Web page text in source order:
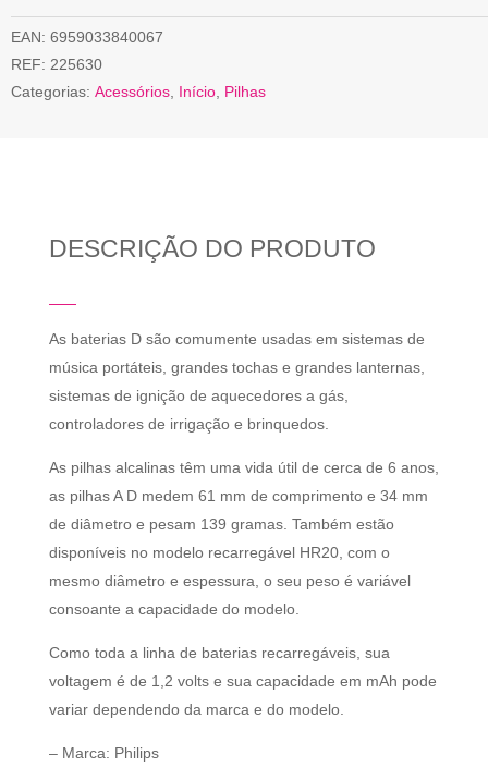
EAN: 6959033840067
REF: 225630
Categorias: Acessórios Início Pilhas
DESCRIÇÃO DO PRODUTO
As baterias D são comumente usadas em sistemas de
música portáteis, grandes tochas e grandes lanternas,
sistemas de ignição de aquecedores a gás,
controladores de irrigação e brinquedos.
As pilhas alcalinas têm uma vida útil de cerca de 6 anos,
as pilhas A D medem 61 mm de comprimento e 34 mm
de diâmetro e pesam 139 gramas. Também estão
disponíveis no modelo recarregável HR20, com o
mesmo diâmetro e espessura, o seu peso é variável
consoante a capacidade do modelo.
Como toda a linha de baterias recarregáveis, sua
voltagem é de 1,2 volts e sua capacidade em mAh pode
variar dependendo da marca e do modelo.
– Marca: Philips